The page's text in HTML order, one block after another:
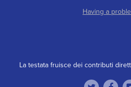
Having a
La testata fruisce dei contributi